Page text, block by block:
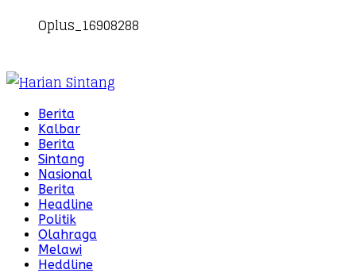
Oplus_16908288
Berita
Kalbar
Berita
Sintang
Nasional
Berita
Headline
Politik
Olahraga
Melawi
Heddline